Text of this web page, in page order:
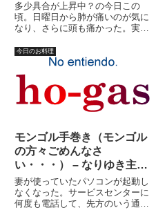
多少具合が上昇中？の今日この
頃。日曜日から肺が痛いのが気に
なり、さらに頭も痛かった。実
かった。何故なのか？それがいま
いちよくわからないので、結構不
安でもあったのだが。ちょっとよ
くなったような気がしたので、５
日ぶ...
今日のお料理
モンゴル手巻き（モンゴル
の方々ごめんなさ
い・・・） – なりゆき主夫
のリアルな日常 – 楽天ブロ
グ（Blog）
妻が使っていたパソコンが起動し
なくなった。サービスセンターに
何度も電話して、先方のいう通り